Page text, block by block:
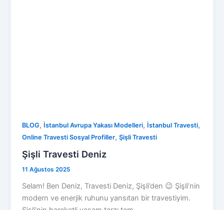
BLOG, İstanbul Avrupa Yakası Modelleri, İstanbul Travesti,
Online Travesti Sosyal Profiller,Şişli Travesti
Şişli Travesti Deniz
11 Ağustos 2025
Selam! Ben Deniz, Travesti Deniz, Şişli’den 😉 Şişli’nin
modern ve enerjik ruhunu yansıtan bir travestiyim.